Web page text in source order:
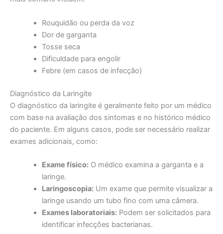
Rouquidão ou perda da voz
Dor de garganta
Tosse seca
Dificuldade para engolir
Febre (em casos de infecção)
Diagnóstico da Laringite
O diagnóstico da laringite é geralmente feito por um médico
com base na avaliação dos sintomas e no histórico médico
do paciente. Em alguns casos, pode ser necessário realizar
exames adicionais, como:
Exame físico:O médico examina a garganta e a
laringe.
Laringoscopia:Um exame que permite visualizar a
laringe usando um tubo fino com uma câmera.
Exames laboratoriais:Podem ser solicitados para
identificar infecções bacterianas.